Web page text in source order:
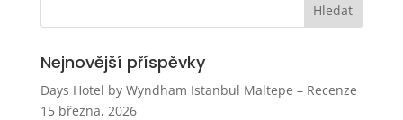
Nejnovější příspěvky
Days Hotel by Wyndham Istanbul Maltepe – Recenze
15 března, 2026